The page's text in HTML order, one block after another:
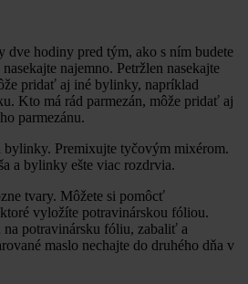
dve hodiny pred tým, ako s ním budete
najemno. Petržlen nasekajte
pridať aj iné bylinky, napríklad
Kto má rád parmezán, môže pridať aj
parmezánu.
bylinky. Premixujte tyčovým mixérom.
a bylinky ešte viac rozdrvia.
tvary. Môžete si pomôcť
vyložíte potravinárskou fóliou.
potravinársku fóliu, zabaliť a
maslo nechajte do druhého dňa v